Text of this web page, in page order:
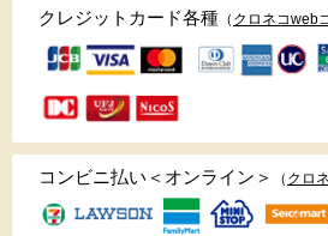
クレジットカード各種 （ クロネコweb
コンビニ払い＜オンライン＞ （ クロ